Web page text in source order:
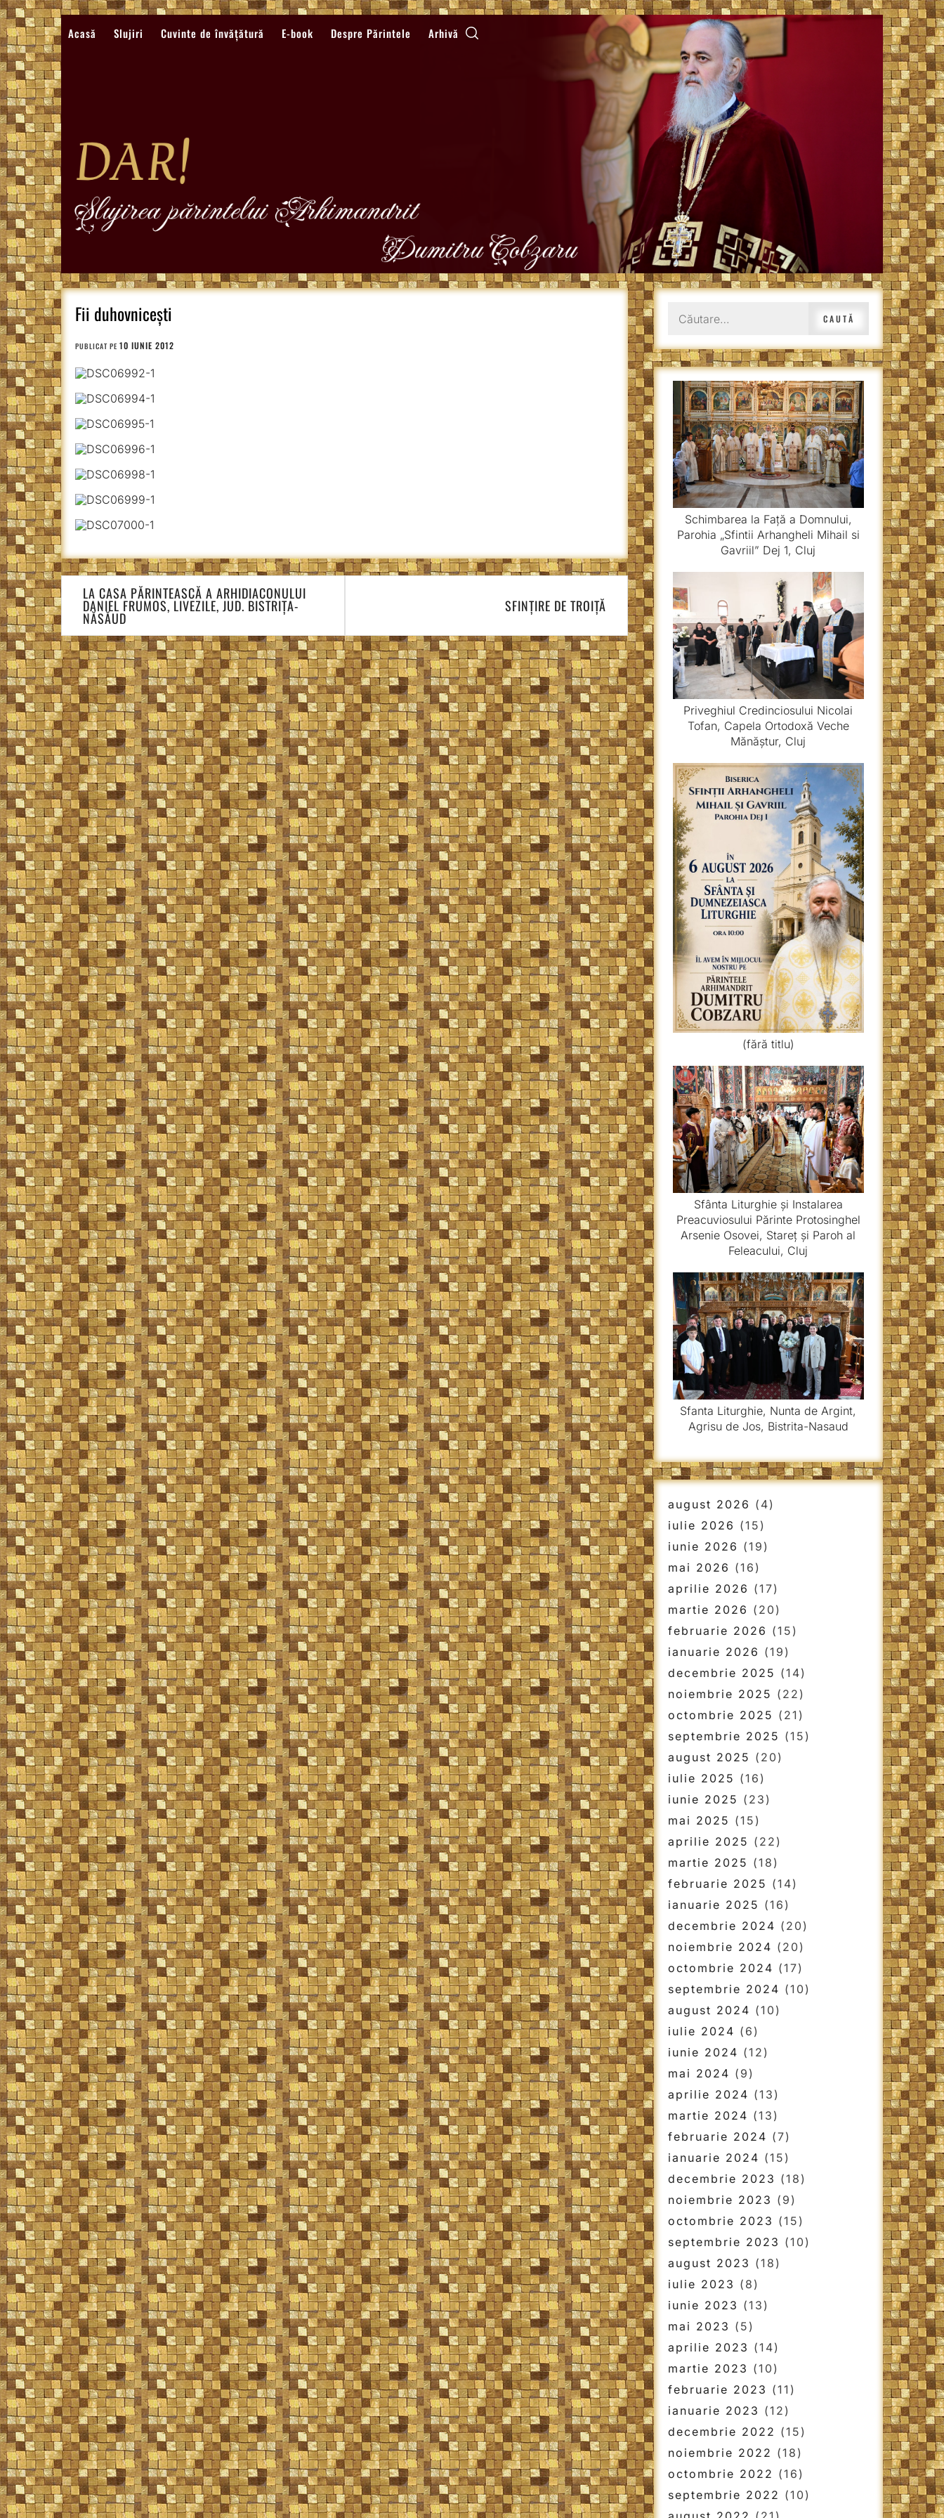
Sari
la
conținut
Acasă Slujiri Cuvinte de învățătură E-book Despre Părintele Arhivă
Fii duhovnicești
PUBLICAT PE 10 IUNIE 2012
Navigare
în
articole
LA CASA PĂRINTEASCĂ A ARHIDIACONULUI
DANIEL FRUMOS, LIVEZILE, JUD. BISTRIȚA-
NĂSĂUD
SFINȚIRE DE TROIȚĂ
după:
Schimbarea la Față a Domnului,
Parohia „Sfintii Arhangheli Mihail si
Gavriil” Dej 1, Cluj
Priveghiul Credinciosului Nicolai
Tofan, Capela Ortodoxă Veche
Mănăștur, Cluj
(fără titlu)
Sfânta Liturghie și Instalarea
Preacuviosului Părinte Protosinghel
Arsenie Osovei, Stareț și Paroh al
Feleacului, Cluj
Sfanta Liturghie, Nunta de Argint,
Agrisu de Jos, Bistrita-Nasaud
august 2026 (4)
iulie 2026 (15)
iunie 2026 (19)
mai 2026 (16)
aprilie 2026 (17)
martie 2026 (20)
februarie 2026 (15)
ianuarie 2026 (19)
decembrie 2025 (14)
noiembrie 2025 (22)
octombrie 2025 (21)
septembrie 2025 (15)
august 2025 (20)
iulie 2025 (16)
iunie 2025 (23)
mai 2025 (15)
aprilie 2025 (22)
martie 2025 (18)
februarie 2025 (14)
ianuarie 2025 (16)
decembrie 2024 (20)
noiembrie 2024 (20)
octombrie 2024 (17)
septembrie 2024 (10)
august 2024 (10)
iulie 2024 (6)
iunie 2024 (12)
mai 2024 (9)
aprilie 2024 (13)
martie 2024 (13)
februarie 2024 (7)
ianuarie 2024 (15)
decembrie 2023 (18)
noiembrie 2023 (9)
octombrie 2023 (15)
septembrie 2023 (10)
august 2023 (18)
iulie 2023 (8)
iunie 2023 (13)
mai 2023 (5)
aprilie 2023 (14)
martie 2023 (10)
februarie 2023 (11)
ianuarie 2023 (12)
decembrie 2022 (15)
noiembrie 2022 (18)
octombrie 2022 (16)
septembrie 2022 (10)